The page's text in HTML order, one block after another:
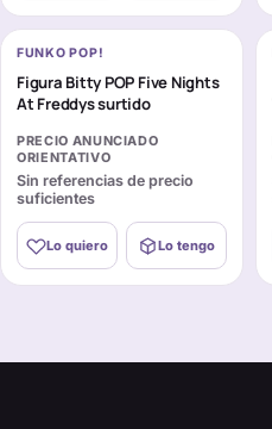
FUNKO POP!
Figura Bitty POP Five Nights
At Freddys surtido
PRECIO ANUNCIADO
ORIENTATIVO
Sin referencias de precio
suficientes
Lo quiero Lo tengo